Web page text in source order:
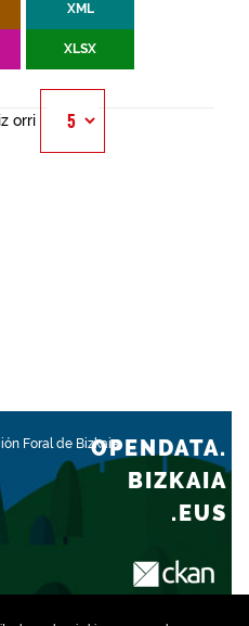
XML
XLSX
orri
Foral de BizkaiaOPENDATA.
BIZKAIA
.EUS